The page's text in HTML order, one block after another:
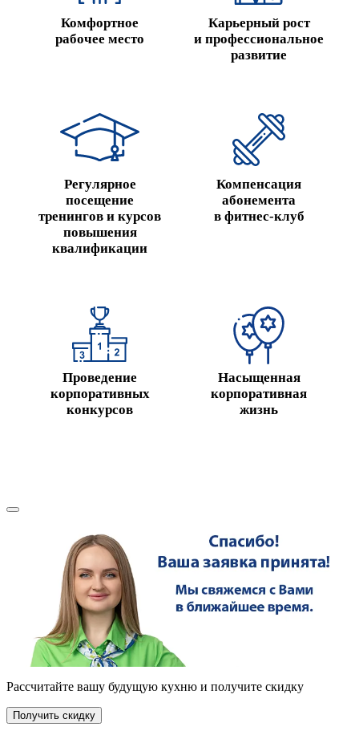
Комфортное
рабочее место
Карьерный рост
и професси­ональное
развитие
Регулярное
посещение
тренингов и курсов
повышения
квалификации
Компенсация
абонемента
в фитнес-клуб
Проведение
корпоративных
конкурсов
Насыщенная
корпоративная
жизнь
Рассчитайте вашу будущую кухню и получите скидку
Получить скидку